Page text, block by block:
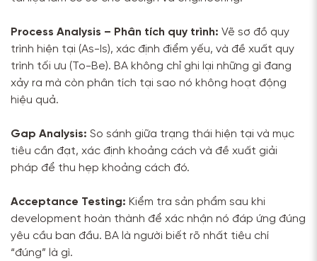
Process Analysis – Phân tích quy trình: Vẽ sơ đồ quy
trình hiện tại (As-Is), xác định điểm yếu, và đề xuất quy
trình tối ưu (To-Be). BA không chỉ ghi lại những gì đang
xảy ra mà còn phân tích tại sao nó không hoạt động
hiệu quả.
Gap Analysis: So sánh giữa trạng thái hiện tại và mục
tiêu cần đạt, xác định khoảng cách và đề xuất giải
pháp để thu hẹp khoảng cách đó.
Acceptance Testing: Kiểm tra sản phẩm sau khi
development hoàn thành để xác nhận nó đáp ứng đúng
yêu cầu ban đầu. BA là người biết rõ nhất tiêu chí
“đúng” là gì.